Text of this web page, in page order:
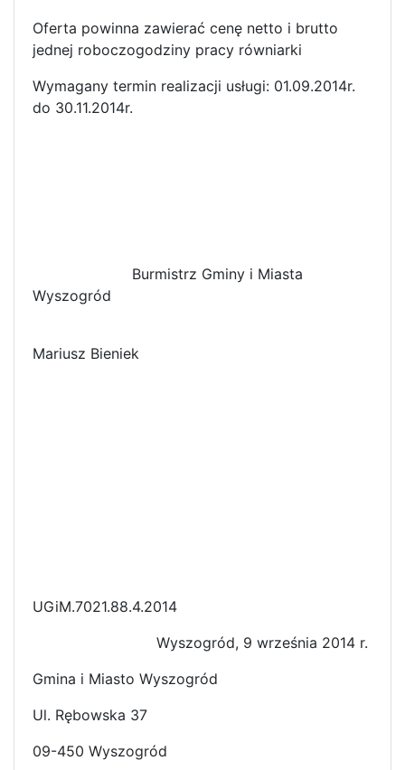
Oferta powinna zawierać cenę netto i brutto
jednej roboczogodziny pracy równiarki
Wymagany termin realizacji usługi: 01.09.2014r.
do 30.11.2014r.
Burmistrz Gminy i Miasta
Wyszogród
Mariusz Bieniek
UGiM.7021.88.4.2014
Wyszogród, 9 września 2014 r.
Gmina i Miasto Wyszogród
Ul. Rębowska 37
09-450 Wyszogród